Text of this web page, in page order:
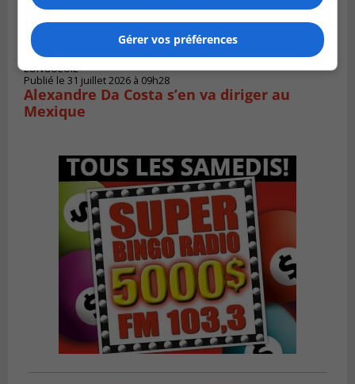
LONGUEUIL
Publié le 31 juillet 2026 à 09h28
Alexandre Da Costa s’en va diriger au
Mexique
Gérer vos préférences